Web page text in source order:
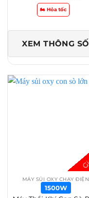
🏍️ Hỏa tốc
XEM THÔNG SỐ
MÁY SỦI OXY CHẠY ĐIỆN
1500W